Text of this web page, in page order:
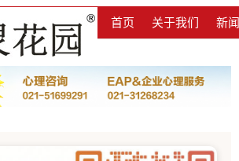
首页 关于我们 新